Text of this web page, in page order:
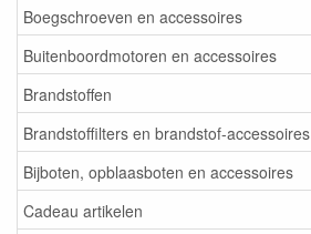
Boegschroeven en accessoires
Buitenboordmotoren en accessoires
Brandstoffen
Brandstoffilters en brandstof-accessoires
Bijboten, opblaasboten en accessoires
Cadeau artikelen